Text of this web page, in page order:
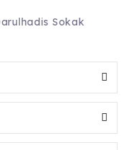
Sokak